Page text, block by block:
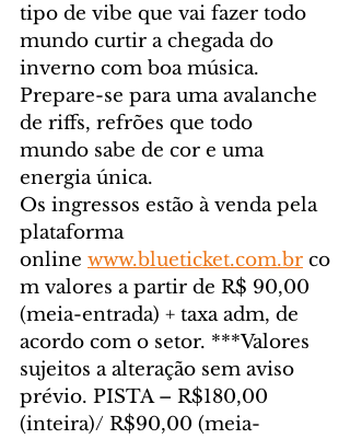
tipo de vibe que vai fazer todo
mundo curtir a chegada do
inverno com boa música.
Prepare-se para uma avalanche
de riffs, refrões que todo
mundo sabe de cor e uma
energia única.
Os ingressos estão à venda pela
plataforma
online www.blueticket.com.br co
m valores a partir de R$ 90,00
(meia-entrada) + taxa adm, de
acordo com o setor. ***Valores
sujeitos a alteração sem aviso
prévio. PISTA – R$180,00
(inteira)/ R$90,00 (meia-